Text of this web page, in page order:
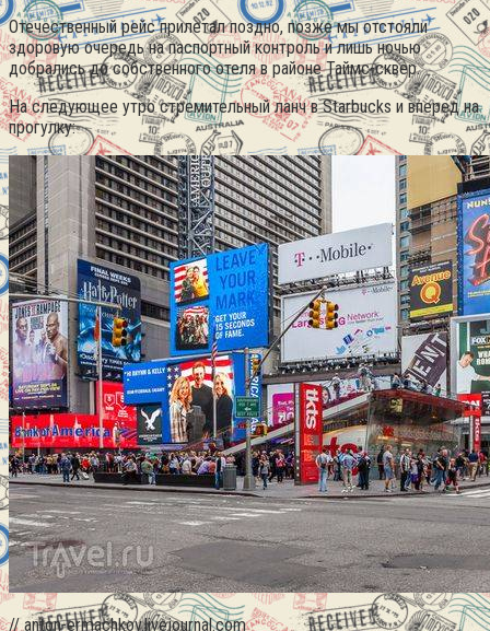
Отечественный рейс прилетал поздно, позже мы отстояли
здоровую очередь на паспортный контроль и лишь ночью
добрались до собственного отеля в районе Таймс-сквер.
На следующее утро стремительный ланч в Starbucks и вперед на
прогулку:
// anton-ermachkov.livejournal.com